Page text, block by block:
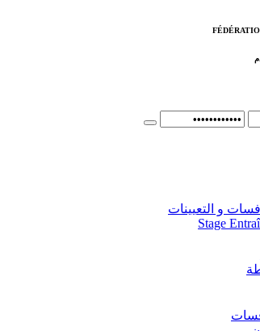
و التعيينات
Stage